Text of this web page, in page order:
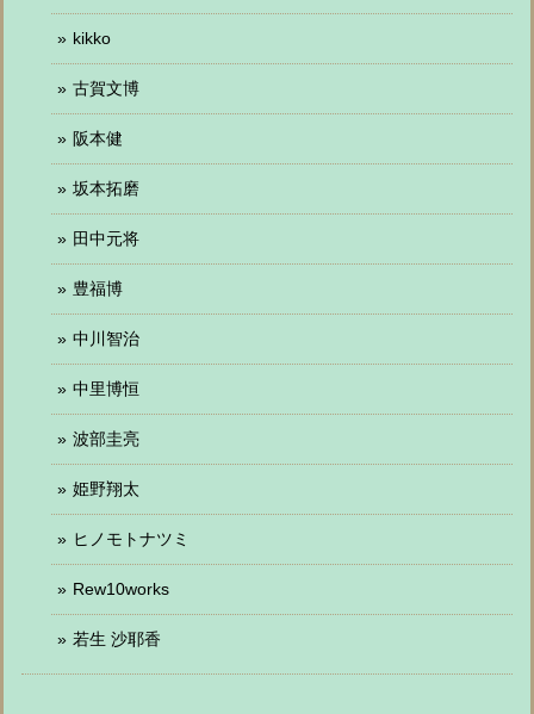
kikko
古賀文博
阪本健
坂本拓磨
田中元将
豊福博
中川智治
中里博恒
波部圭亮
姫野翔太
ヒノモトナツミ
Rew10works
若生 沙耶香